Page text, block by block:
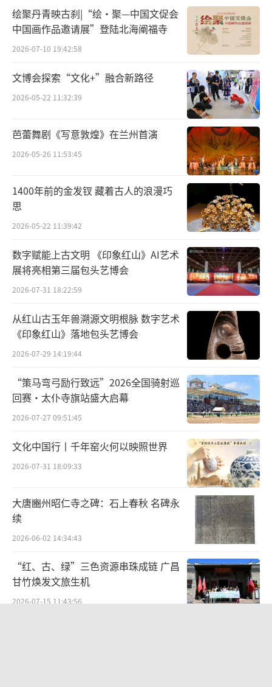
说《茶馆》是每年观众最期盼的人艺剧目
并不为过。杨立新说，“就像百年老店总有自
己的拿手菜一样，每个剧院都有自己的保留剧
目，从文学、舞美到舞台呈现上都高度统一，
这些剧目是剧院的财富，一座剧院也因为有这
“更从容地和角色一起生活在舞台上”
1992年黄金一代《茶馆》谢幕演出时，刚
到剧院不久的濮存昕在其中演了茶客，如今在
剧中饰演常四爷的濮存昕回想起1999年，包含
他在内的一代新人首演茶馆时的情景：“我们
自己当时信心满满，是攒足一口气在爬坡，兴
致勃勃，也有点热血沸腾，现在一路演过来，
回头想想，那时还是青涩的，演得很使劲，现
在则更气定神闲、更从容地和角色一起生活在
舞台上。”
在他看来，《茶馆》最密集的演出是在上
世纪80年代初，“每次一口气就演几十场，目
前我们这拨演出的场次还没有超过老前辈。剧
院有《茶馆》，是剧院的福气，为了一直保留
原汁原味，舞台上没有电脑灯，音响、声场尽
可能用舞台制作的原声，演员也在规矩中保持
至于创新这个命题与《茶馆》是否矛盾，
濮存昕说，“生命在延续，我们尽可能保留老
立异，投入过多自己的个人兴趣，这样《茶
馆》才能笼住一口气，保持其特有的风貌。”
绘聚丹青映古刹|“绘·聚—中国文促会
中国画作品邀请展”登陆北海阐福寺
2026-07-10 19:42:58
文博会探索“文化+”融合新路径
2026-05-22 11:32:39
芭蕾舞剧《写意敦煌》在兰州首演
2026-05-26 11:53:45
1400年前的金发钗 藏着古人的浪漫巧
思
2026-05-22 11:39:42
数字赋能上古文明 《印象红山》AI艺术
展将亮相第三届包头艺博会
2026-07-31 18:22:59
从红山古玉年兽溯源文明根脉 数字艺术
《印象红山》落地包头艺博会
2026-07-29 14:19:44
“策马弯弓励行致远”2026全国骑射巡
回赛·太仆寺旗站盛大启幕
2026-07-27 09:51:45
文化中国行丨千年窑火何以映照世界
2026-07-31 18:09:33
大唐豳州昭仁寺之碑：石上春秋 名碑永
续
2026-06-02 14:34:43
“红、古、绿”三色资源串珠成链 广昌
甘竹焕发文旅生机
2026-07-15 11:43:56